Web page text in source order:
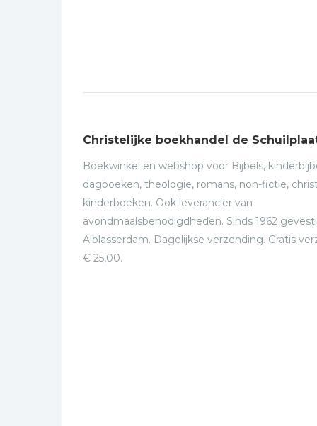
Christelijke boekhandel de
Boekwinkel en webshop voor Bijbels,
dagboeken, theologie, romans, non-fictie,
kinderboeken. Ook leverancier van
avondmaalsbenodigdheden. Sinds 1962
Alblasserdam. Dagelijkse verzending. Gratis
€ 25,00.